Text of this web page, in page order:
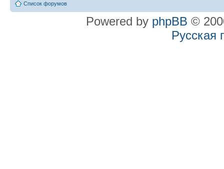
Список форумов
Powered by phpBB ©
Русская